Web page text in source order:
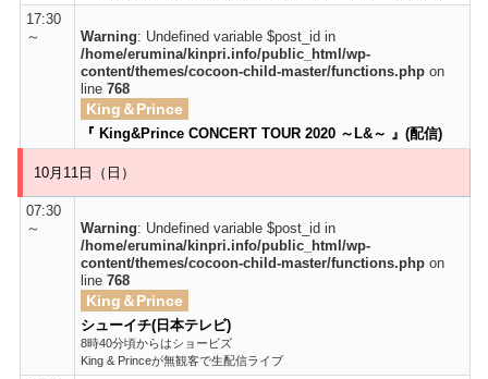
17:30
～
Warning: Undefined variable $post_id in
/home/erumina/kinpri.info/public_html/wp-
content/themes/cocoon-child-master/functions.php on
line 768
King＆Prince
『 King&Prince CONCERT TOUR 2020 ～L&～ 』(配信)
10月11日（日）
07:30
～
Warning: Undefined variable $post_id in
/home/erumina/kinpri.info/public_html/wp-
content/themes/cocoon-child-master/functions.php on
line 768
King＆Prince
シューイチ(日本テレビ)
8時40分頃からはショービズ
King & Princeが無観客で生配信ライブ